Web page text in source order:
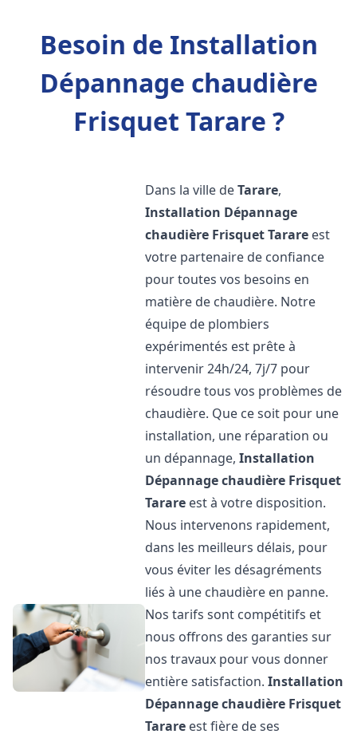
Besoin de Installation
Dépannage chaudière
Frisquet Tarare ?
Dans la ville deTarare,
Installation Dépannage
chaudière FrisquetTarare est
votre partenaire de confiance
pour toutes vos besoins en
matière de chaudière. Notre
équipe de plombiers
expérimentés est prête à
intervenir 24h/24, 7j/7 pour
résoudre tous vos problèmes de
chaudière. Que ce soit pour une
installation, une réparation ou
un dépannage,Installation
Dépannage chaudière Frisquet
Tarare est à votre disposition.
Nous intervenons rapidement,
dans les meilleurs délais, pour
vous éviter les désagréments
liés à une chaudière en panne.
Nos tarifs sont compétitifs et
nous offrons des garanties sur
nos travaux pour vous donner
entière satisfaction.Installation
Dépannage chaudière Frisquet
Tarare est fière de ses